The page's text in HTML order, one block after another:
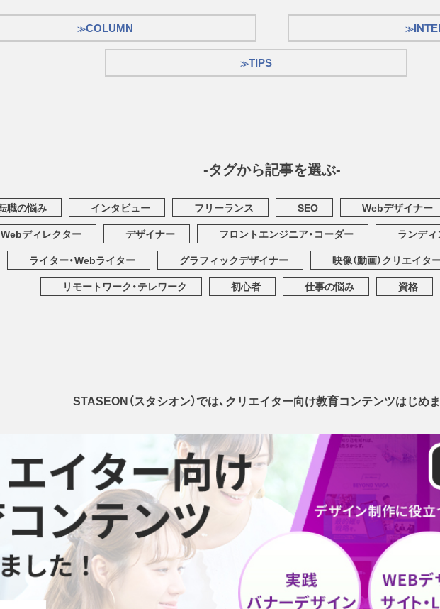
COLUMN
TIPS
-タグから記事を選ぶ-
職の悩み インタビュー フリーランス SEO Webデザイナー
Webディレクター
デザイナー フロントエンジニア・コーダー ランデ
ライター・Webライター
グラフィックデザイナー 映像（動画）クリエイタ
リモートワーク・テレワーク
初心者 仕事の悩み 資格
STASEON（スタシオン）では、クリエイター向け教育コンテンツはじめま